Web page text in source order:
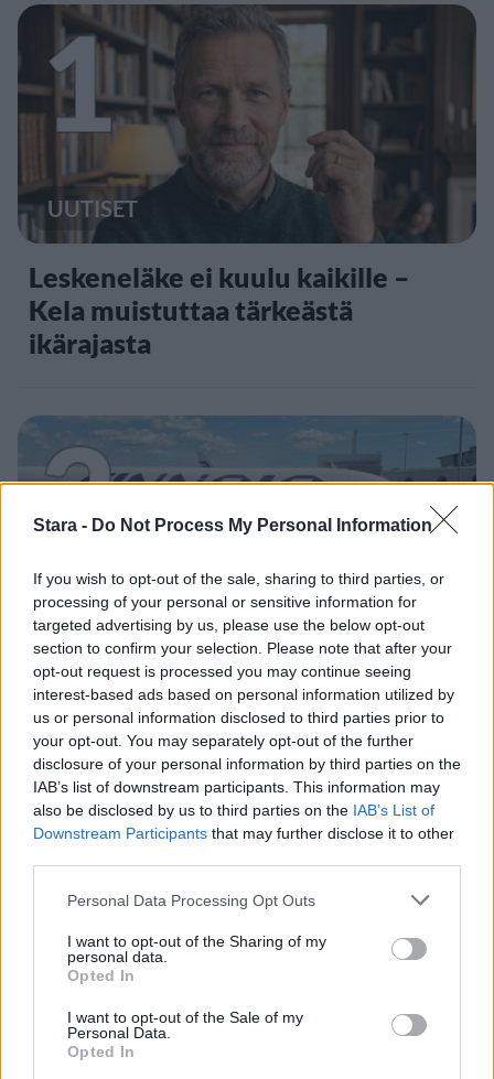
Stara - Do Not Process My Personal Information
If you wish to opt-out of the sale, sharing to third parties, or
processing of your personal or sensitive information for
targeted advertising by us, please use the below opt-out
section to confirm your selection. Please note that after your
opt-out request is processed you may continue seeing
interest-based ads based on personal information utilized by
us or personal information disclosed to third parties prior to
your opt-out. You may separately opt-out of the further
disclosure of your personal information by third parties on the
IAB’s list of downstream participants. This information may
also be disclosed by us to third parties on the IAB’s List of
Downstream Participants that may further disclose it to other
Personal Data Processing Opt Outs
I want to opt-out of the Sharing of my
personal data.
Opted In
I want to opt-out of the Sale of my
Personal Data.
Opted In
1
UUTISET
Leskeneläke ei kuulu kaikille –
Kela muistuttaa tärkeästä
ikärajasta
2
MATKAILU
Finnairin lennoista osan lentää
jatkossa toinen lentoyhtiö –
matkustajille tärkeä rajoitus
3
UUTISET